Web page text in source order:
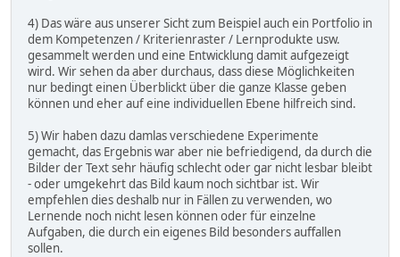
4) Das wäre aus unserer Sicht zum Beispiel auch ein Portfolio in
dem Kompetenzen / Kriterienraster / Lernprodukte usw.
gesammelt werden und eine Entwicklung damit aufgezeigt
wird. Wir sehen da aber durchaus, dass diese Möglichkeiten
nur bedingt einen Überblickt über die ganze Klasse geben
können und eher auf eine individuellen Ebene hilfreich sind.
5) Wir haben dazu damlas verschiedene Experimente
gemacht, das Ergebnis war aber nie befriedigend, da durch die
Bilder der Text sehr häufig schlecht oder gar nicht lesbar bleibt
- oder umgekehrt das Bild kaum noch sichtbar ist. Wir
empfehlen dies deshalb nur in Fällen zu verwenden, wo
Lernende noch nicht lesen können oder für einzelne
Aufgaben, die durch ein eigenes Bild besonders auffallen
sollen.